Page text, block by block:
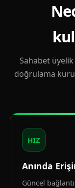
Sahabet üyelik
doğrulama
HIZ
Anında
Güncel